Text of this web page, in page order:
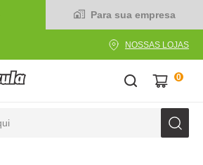
Para sua empresa
NOSSAS LOJAS
0